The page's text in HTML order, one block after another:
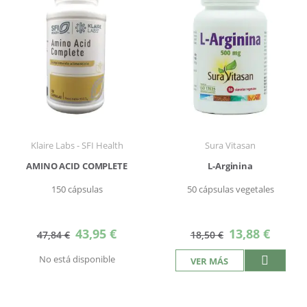
Klaire Labs - SFI Health
AMINO ACID COMPLETE
150 cápsulas
47,84 € Precio
especial
43,95 €
No está disponible
Sura Vitasan
L-Arginina
50 cápsulas vegetales
18,50 € Precio
especial
13,88 €
VER MÁS